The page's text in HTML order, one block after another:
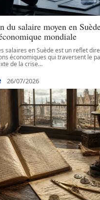
du salaire moyen en
mondiale
salaires en Suède est un reflet
économiques qui traversent le
de la crise…
26/07/2026